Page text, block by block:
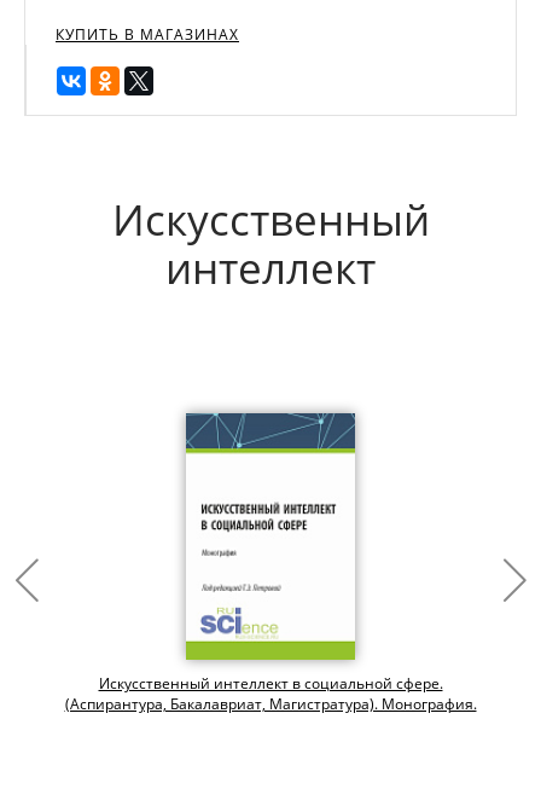
КУПИТЬ В МАГАЗИНАХ
Искусственный
интеллект
Искусственный интеллект в социальной сфере.
(Аспирантура, Бакалавриат, Магистратура). Монография.